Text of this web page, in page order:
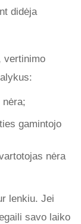
didėja
vertinimo
gamintojo
nėra
lenkiu. Jei
savo laiko